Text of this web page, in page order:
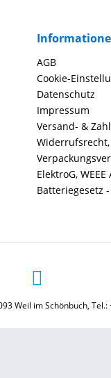
AGB
Cookie-
Datenschutz
Impressum
Versand- &
ElektroG,
Batteriegesetz
Weil im Schönbuch,